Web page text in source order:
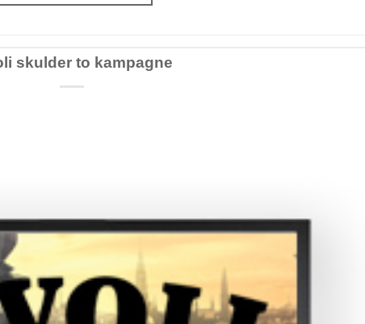
skulder to kampagne